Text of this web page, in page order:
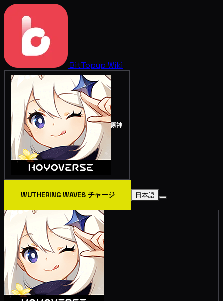
BitTopup Wiki
原神
WUTHERING WAVES チャージ 日本語